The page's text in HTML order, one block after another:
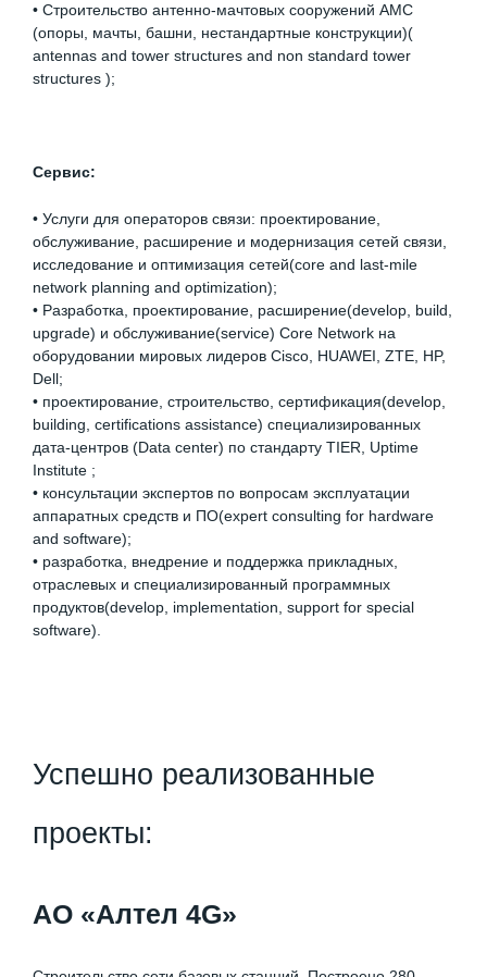
• Строительство антенно-мачтовых сооружений АМС
(опоры, мачты, башни, нестандартные конструкции)(
antennas and tower structures and non standard tower
structures );
Сервис:
• Услуги для операторов связи: проектирование,
обслуживание, расширение и модернизация сетей связи,
исследование и оптимизация сетей(core and last-mile
network planning and optimization);
• Разработка, проектирование, расширение(develop, build,
upgrade) и обслуживание(service) Core Network на
оборудовании мировых лидеров Cisco, HUAWEI, ZTE, HP,
Dell;
• проектирование, строительство, сертификация(develop,
building, certifications assistance) специализированных
дата-центров (Data center) по стандарту TIER, Uptime
Institute ;
• консультации экспертов по вопросам эксплуатации
аппаратных средств и ПО(expert consulting for hardware
and software);
• разработка, внедрение и поддержка прикладных,
отраслевых и специализированный программных
продуктов(develop, implementation, support for special
software).
Успешно реализованные
проекты:
АО «Алтел 4G»